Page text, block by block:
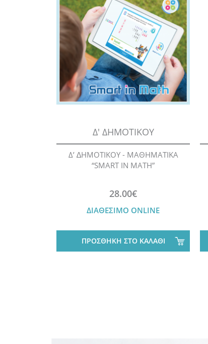
Δ' ΔΗΜΟΤΙΚΟΥ
Δ’ ∆ΗΜΟΤΙΚΟΥ - ΜΑΘΗΜΑΤΙΚΑ
“SMART IN MATH”
28.00€
ΔΙΑΘΕΣΙΜΟ ONLINE
ΠΡΟΣΘΗΚΗ ΣΤΟ ΚΑΛΑΘΙ